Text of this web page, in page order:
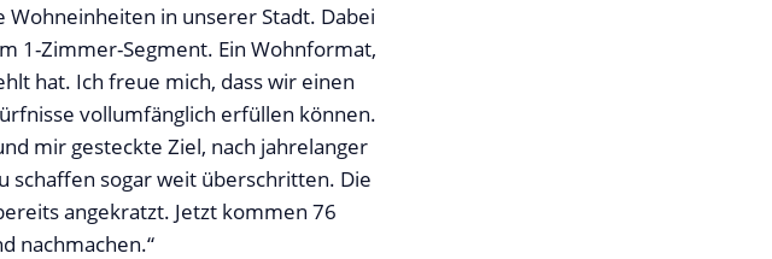
in unserer Stadt. Dabei
1-Zimmer-Segment. Ein Wohnformat,
hat. Ich freue mich, dass wir einen
vollumfänglich erfüllen können.
mir gesteckte Ziel, nach jahrelanger
schaffen sogar weit überschritten. Die
angekratzt. Jetzt kommen 76
nachmachen.“